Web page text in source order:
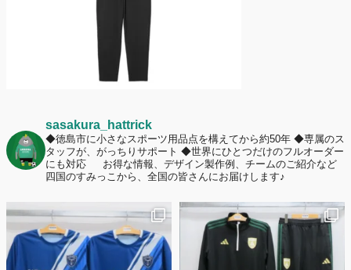
sasakura_hattrick
◆徳島市に小さなスポーツ用品点を構えてから約50年 ◆専属のス
タッフが、がっちりサポート ◆世界にひとつだけのフルオーダー
にも対応
お得な情報、デザイン製作例、チームのご紹介など
四国のすみっこから、全国の皆さんにお届けします♪